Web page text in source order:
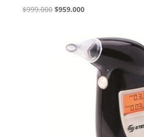
$999.000 El
era:
$999.000.
$959.000El
es:
$959.000.